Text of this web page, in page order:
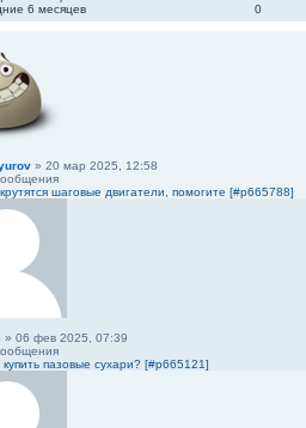
6 месяцев
0
» 20 мар 2025, 12:58
шаговые двигатели, помогите [#p665788]
» 06 фев 2025, 07:39
купить пазовые сухари? [#p665121]